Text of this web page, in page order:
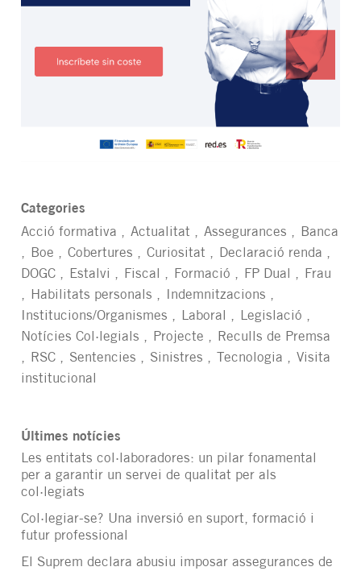
Categories
Acció formativa
Actualitat Assegurances
Banca
Boe
Cobertures Curiositat
Declaració renda
DOGC
Estalvi Fiscal Formació FP Dual
Frau
Habilitats personals
Indemnitzacions
Institucions/Organismes
Laboral
Legislació
Notícies Col·legials
Projecte
Reculls de Premsa
RSC
Sentencies Sinistres Tecnologia
Visita
institucional
Últimes notícies
Les entitats col·laboradores: un pilar fonamental
per a garantir un servei de qualitat per als
col·legiats
Col·legiar-se? Una inversió en suport, formació i
futur professional
El Suprem declara abusiu imposar assegurances de